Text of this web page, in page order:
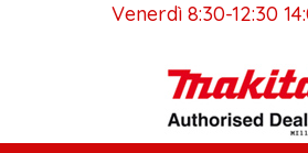
Venerdì 8:30-12:30